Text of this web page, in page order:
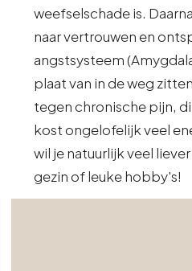
weefselschade is.
naar vertrouwen en
angstsysteem
plaat van in de weg
tegen chronische pijn,
kost ongelofelijk veel
wil je natuurlijk veel
gezin of leuke hobby's!